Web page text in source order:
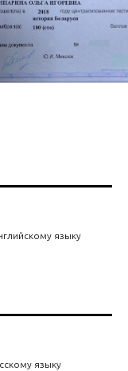
языку
языку